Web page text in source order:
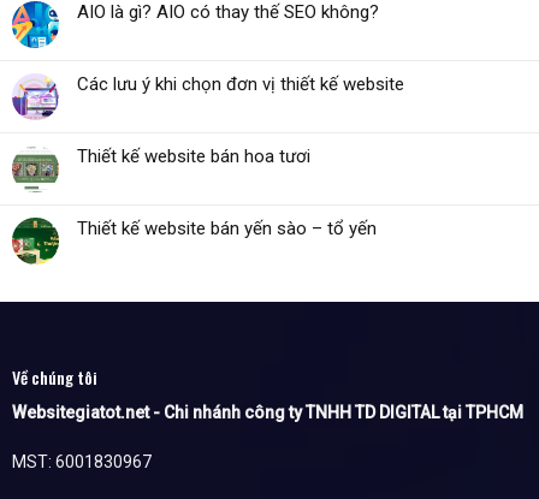
AIO là gì? AIO có thay thế SEO không?
Các lưu ý khi chọn đơn vị thiết kế website
Thiết kế website bán hoa tươi
Thiết kế website bán yến sào – tổ yến
Về chúng tôi
Websitegiatot.net - Chi nhánh công ty TNHH TD DIGITAL tại TPHCM
MST: 6001830967